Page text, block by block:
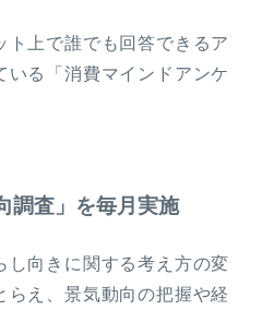
ト上で誰でも回答できるア
いる「消費マインドアンケ
調査」を毎月実施
し向きに関する考え方の変
らえ、景気動向の把握や経